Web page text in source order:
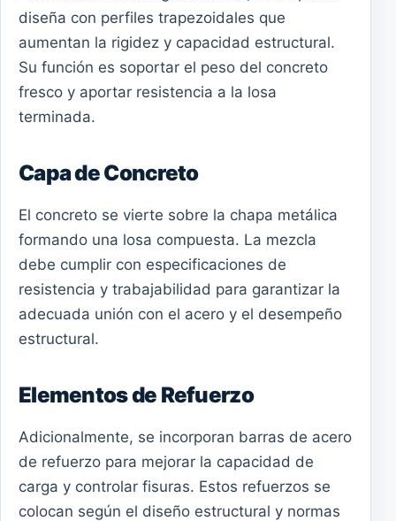
diseña con perfiles trapezoidales que
aumentan la rigidez y capacidad estructural.
Su función es soportar el peso del concreto
fresco y aportar resistencia a la losa
terminada.
Capa de Concreto
El concreto se vierte sobre la chapa metálica
formando una losa compuesta. La mezcla
debe cumplir con especificaciones de
resistencia y trabajabilidad para garantizar la
adecuada unión con el acero y el desempeño
estructural.
Elementos de Refuerzo
Adicionalmente, se incorporan barras de acero
de refuerzo para mejorar la capacidad de
carga y controlar fisuras. Estos refuerzos se
colocan según el diseño estructural y normas